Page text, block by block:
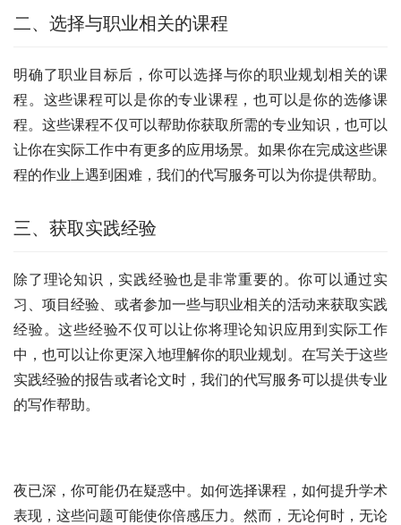
二、选择与职业相关的课程
明确了职业目标后，你可以选择与你的职业规划相关的课
程。这些课程可以是你的专业课程，也可以是你的选修课
程。这些课程不仅可以帮助你获取所需的专业知识，也可以
让你在实际工作中有更多的应用场景。如果你在完成这些课
程的作业上遇到困难，我们的代写服务可以为你提供帮助。
三、获取实践经验
除了理论知识，实践经验也是非常重要的。你可以通过实
习、项目经验、或者参加一些与职业相关的活动来获取实践
经验。这些经验不仅可以让你将理论知识应用到实际工作
中，也可以让你更深入地理解你的职业规划。在写关于这些
实践经验的报告或者论文时，我们的代写服务可以提供专业
的写作帮助。
夜已深，你可能仍在疑惑中。如何选择课程，如何提升学术
表现，这些问题可能使你倍感压力。然而，无论何时，无论